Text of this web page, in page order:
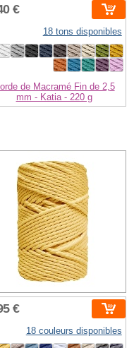
€
18 tons disponibles
de Macramé Fin de 2,5
mm - Katia - 220 g
€
18 couleurs disponibles